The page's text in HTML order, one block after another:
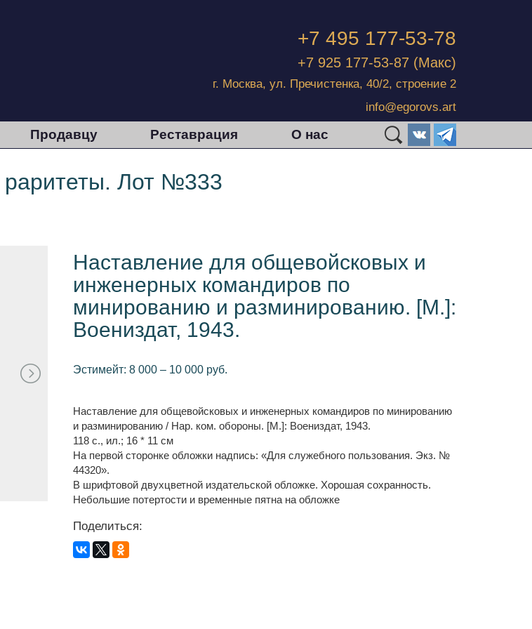
+7 495 177-53-78
+7 925 177-53-87 (Макс)
г. Москва, ул. Пречистенка, 40/2, строение 2
info@egorovs.art
Продавцу Реставрация О нас
Лот №333
Наставление для общевойсковых и
инженерных командиров по
минированию и разминированию. [М.]:
Воениздат, 1943.
Эстимейт: 8 000 – 10 000 руб.
Наставление для общевойсковых и инженерных командиров по минированию
и разминированию / Нар. ком. обороны. [М.]: Воениздат, 1943.
118 с., ил.; 16 * 11 см
На первой сторонке обложки надпись: «Для служебного пользования. Экз. №
44320».
В шрифтовой двухцветной издательской обложке. Хорошая сохранность.
Небольшие потертости и временные пятна на обложке
Поделиться: